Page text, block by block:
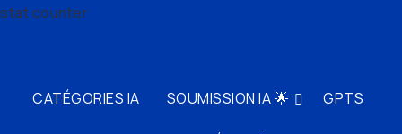
stat counter
CATÉGORIES IA SOUMISSION IA 🌟 GPTS